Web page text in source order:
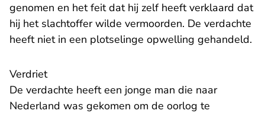
genomen en het feit dat hij zelf heeft verklaard dat
hij het slachtoffer wilde vermoorden. De verdachte
heeft niet in een plotselinge opwelling gehandeld.
Verdriet
De verdachte heeft een jonge man die naar
Nederland was gekomen om de oorlog te